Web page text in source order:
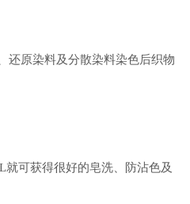
还原染料及分散染料染色后织物
可获得很好的皂洗、防沾色及